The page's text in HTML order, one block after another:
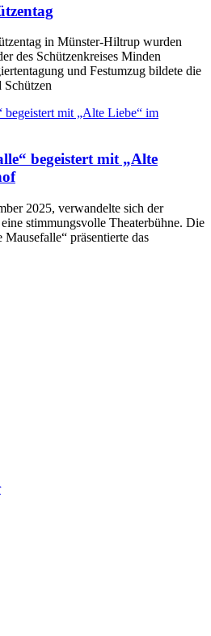
in Münster-Hiltrup wurden
des Schützenkreises Minden
und Festumzug bildete die
Schützen
begeistert mit „Alte
2025, verwandelte sich der
stimmungsvolle Theaterbühne. Die
präsentierte das